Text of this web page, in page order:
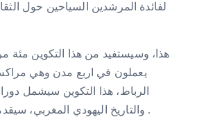
لفائدة المرشدين السياحين حول
هذا، وسيستفيد من هذا التكوين
يعملون في اربع مدن وهي
الرباط، هذا التكوين سيشمل
والتاريخ اليهودي المغربي، سيقدمها مدرسون وخبراء .